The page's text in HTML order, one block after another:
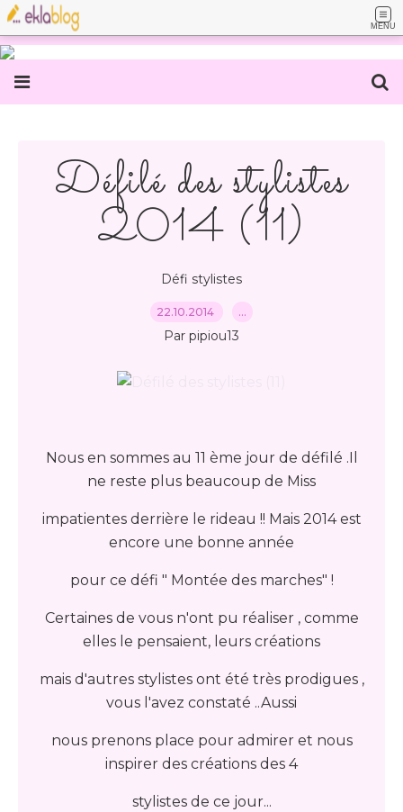
MENU
Défilé des stylistes
2014 (11)
Défi stylistes
22.10.2014 …
Par pipiou13
Nous en sommes au 11 ème jour de défilé .Il
ne reste plus beaucoup de Miss
impatientes derrière le rideau !! Mais 2014 est
encore une bonne année
pour ce défi " Montée des marches" !
Certaines de vous n'ont pu réaliser , comme
elles le pensaient, leurs créations
mais d'autres stylistes ont été très prodigues ,
vous l'avez constaté ..Aussi
nous prenons place pour admirer et nous
inspirer des créations des 4
stylistes de ce jour...